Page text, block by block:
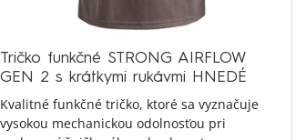
Tričko funkčné STRONG AIRFLOW
GEN 2 s krátkymi rukávmi HNEDÉ
Kvalitné funkčné tričko, ktoré sa vyznačuje
vysokou mechanickou odolnosťou pri